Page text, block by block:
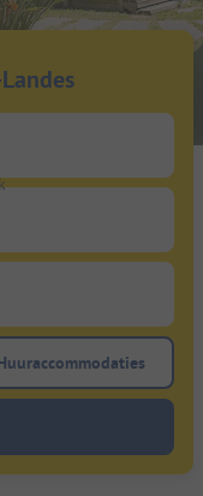
om te zoeken
Gebruik de